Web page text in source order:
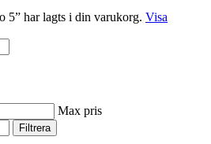
5” har lagts i din varukorg. Visa
Max pris
Filtrera